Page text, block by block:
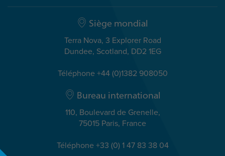
Siège mondial
Terra Nova, 3 Explorer Road
Dundee, Scotland, DD2 1EG
Téléphone +44 (0)1382 908050
Bureau international
110, Boulevard de Grenelle,
75015 Paris, France
Téléphone +33 (0) 1 47 83 38 04